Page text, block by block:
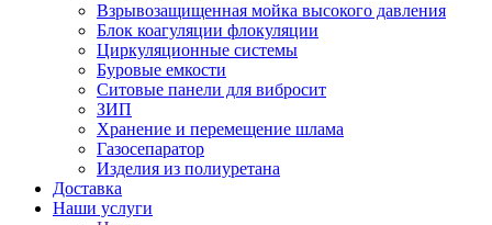
Взрывозащищенная мойка высокого давления
Блок коагуляции флокуляции
Циркуляционные системы
Буровые емкости
Ситовые панели для вибросит
ЗИП
Хранение и перемещение шлама
Газосепаратор
Изделия из полиуретана
Доставка
Наши услуги